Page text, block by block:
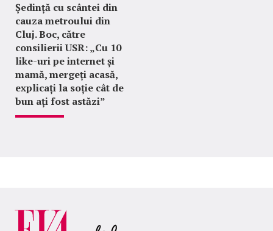
Ședință cu scântei din
cauza metroului din
Cluj. Boc, către
consilierii USR: „Cu 10
like-uri pe internet și
mamă, mergeți acasă,
explicați la soție cât de
bun ați fost astăzi”